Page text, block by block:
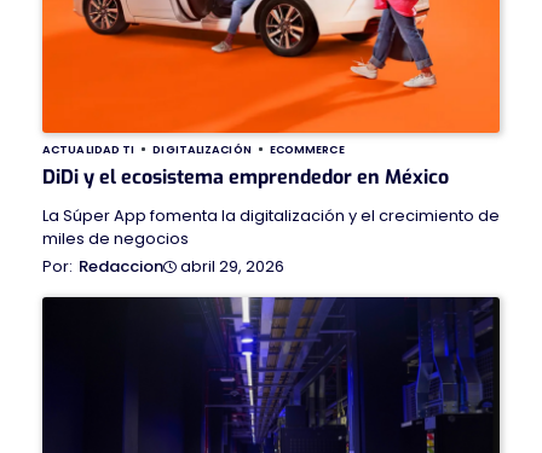
ACTUALIDAD TI DIGITALIZACIÓN ECOMMERCE
DiDi y el ecosistema emprendedor en México
La Súper App fomenta la digitalización y el crecimiento de
miles de negocios
Redaccion
abril 29, 2026